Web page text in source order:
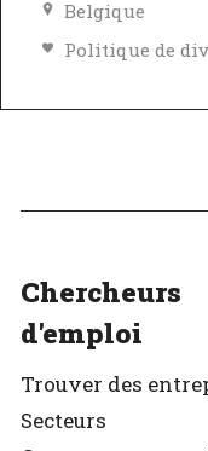
Belgique
Chercheurs
d'emploi
Secteurs